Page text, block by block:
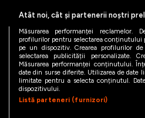
iAMsport.ro © 2026
Politica de utilizare Cookies Cine
Atât noi, cât și partenerii noștri
Măsurarea performanței reclamelor.
profilurilor pentru selectarea conținutului
pe un dispozitiv. Crearea profilurilor
selectarea publicității personalizate.
Măsurarea performanței conținutului.
date din surse diferite. Utilizarea de date
limitate pentru a selecta conținutul.
dispozitivului.
Listă parteneri (furnizori)